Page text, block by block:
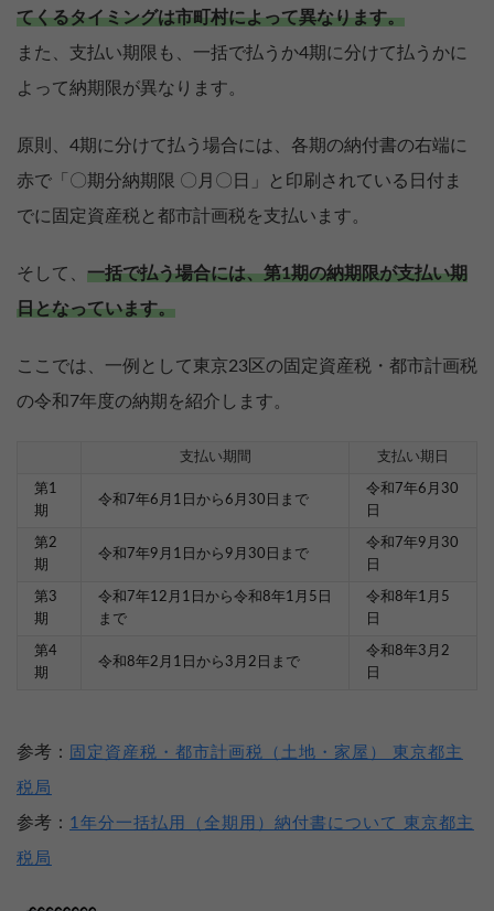
てくるタイミングは市町村によって異なります。
また、支払い期限も、一括で払うか4期に分けて払うかに
よって納期限が異なります。
原則、4期に分けて払う場合には、各期の納付書の右端に
赤で「〇期分納期限 〇月〇日」と印刷されている日付ま
でに固定資産税と都市計画税を支払います。
そして、 一括で払う場合には、第1期の納期限が支払い期
日となっています。
ここでは、一例として東京23区の固定資産税・都市計画税
の令和7年度の納期を紹介します。
支払い期間 支払い期日
第1
期
令和7年6月1日から6月30日まで
令和7年6月30
日
第2
期
令和7年9月1日から9月30日まで
令和7年9月30
日
第3
期
令和7年12月1日から令和8年1月5日
まで
令和8年1月5
日
第4
期
令和8年2月1日から3月2日まで
令和8年3月2
日
参考： 固定資産税・都市計画税（土地・家屋） 東京都主
税局
参考： 1年分一括払用（全期用）納付書について 東京都主
税局